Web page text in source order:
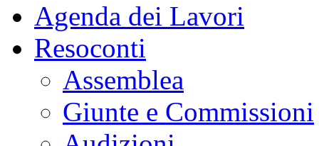
Agenda dei Lavori
Resoconti
Assemblea
Giunte e Commissioni